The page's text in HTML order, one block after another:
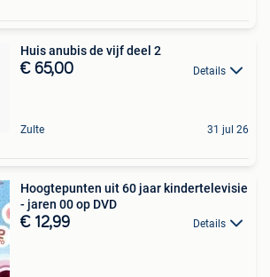
Huis anubis de vijf deel 2
€ 65,00 Details
Zulte 31 jul 26
Hoogtepunten uit 60 jaar kindertelevisie
- jaren 00 op DVD
€ 12,99 Details